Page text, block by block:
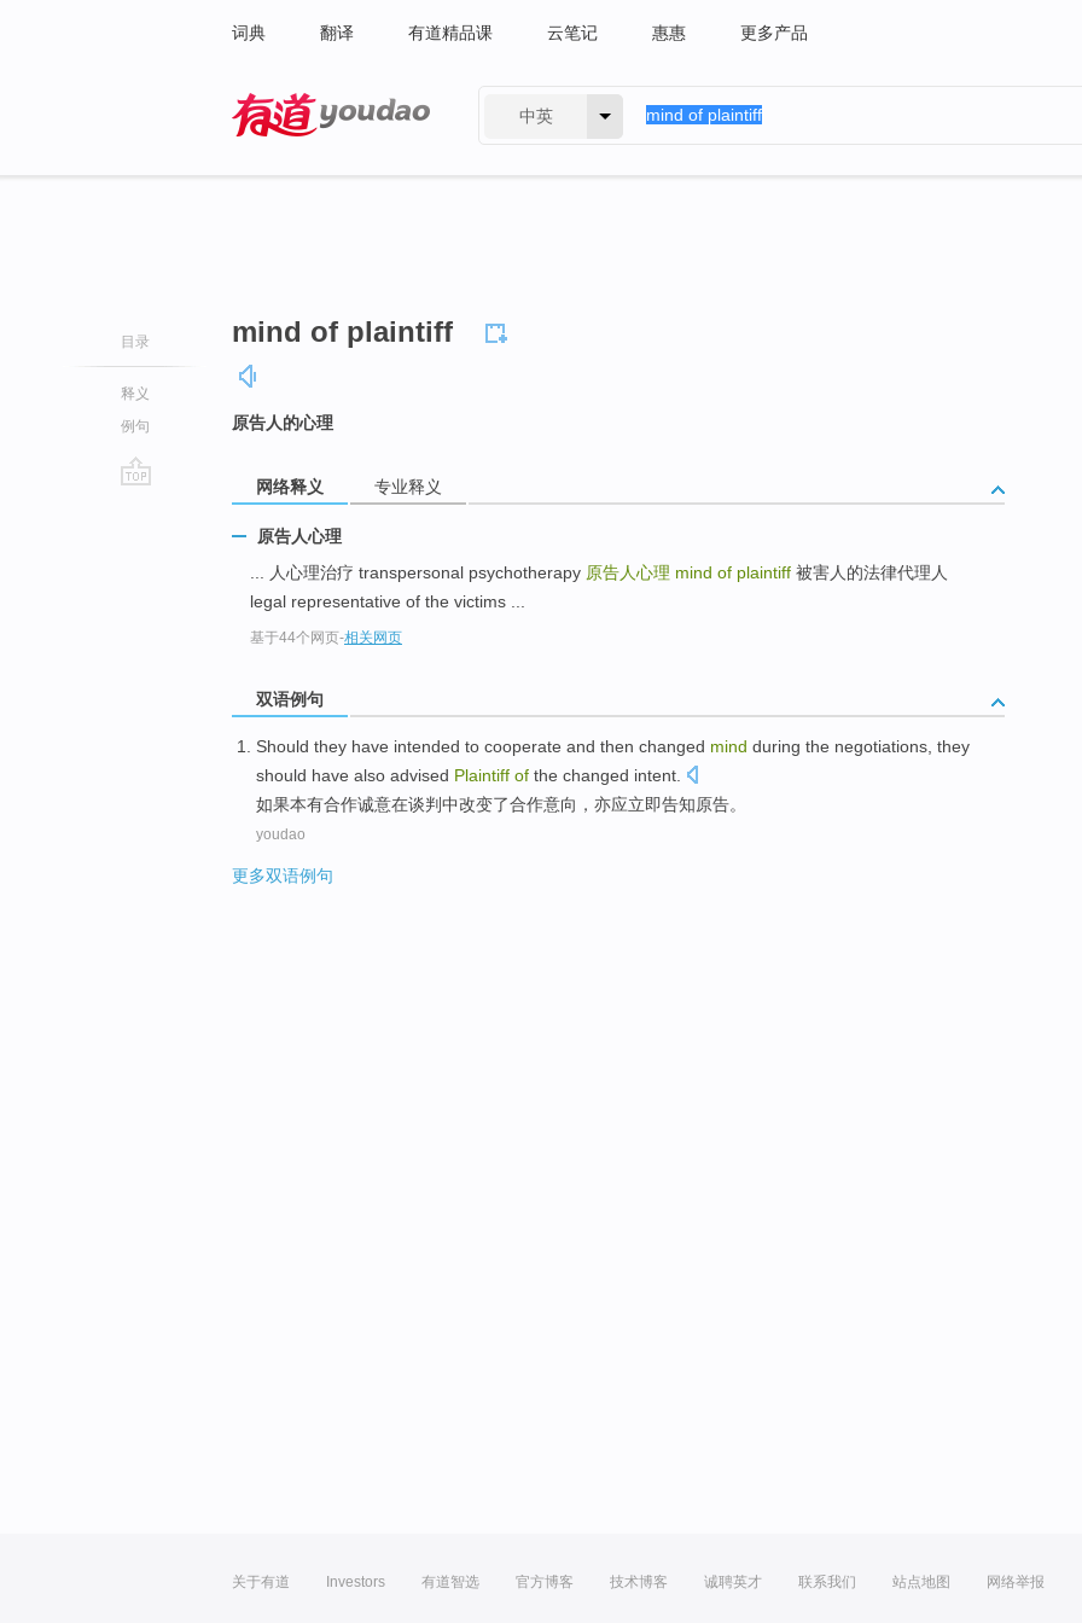
词典 翻译 有道精品课 云笔记 惠惠 更多产品
中英
目录
释义
例句
mind of plaintiff
原告人的心理
网络释义 专业释义
原告人心理
... 人心理治疗 transpersonal psychotherapy 原告人心理 mind of plaintiff 被害人的法律代理人
legal representative of the victims ...
基于44个网页-相关网页
双语例句
Should they have intended to cooperate and then changed mind during the negotiations, they
should have also advised Plaintiff of the changed intent.
如果本有合作诚意在谈判中改变了合作意向 ， 亦应立即告知原告。
youdao
更多双语例句
关于有道 Investors 有道智选 官方博客 技术博客 诚聘英才 联系我们 站点地图 网络举报